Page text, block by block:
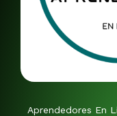
Aprendedores En